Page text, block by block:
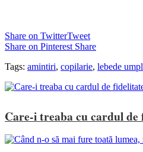
Share on TwitterTweet
Share on Pinterest Share
Tags: amintiri, copilarie, lebede
Care-i treaba cu cardul de